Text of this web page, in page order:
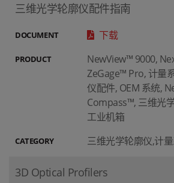
三维光学轮廓仪配件指南
DOCUMENT 下载
PRODUCT
NewView™ 9000,
ZeGage™ Pro, 计量
仪配件, OEM 系统,
Compass™, 三维光
工业机箱
CATEGORY 三维光学轮廓仪,计
3D Optical Profilers